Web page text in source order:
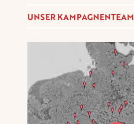
UNSER KAMPAGNENTEAM